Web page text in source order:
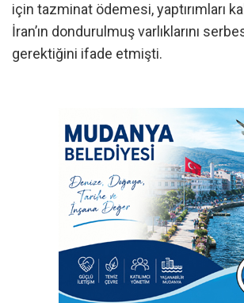
için tazminat ödemesi, yaptırımları
İran’ın dondurulmuş varlıklarını
gerektiğini ifade etmişti.